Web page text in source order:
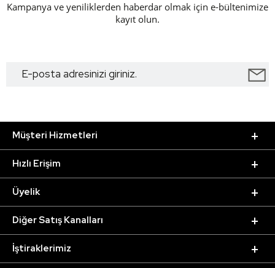
Kampanya ve yeniliklerden haberdar olmak için e-bültenimize
kayıt olun.
Müşteri Hizmetleri
Hızlı Erişim
Üyelik
Diğer Satış Kanalları
İştiraklerimiz